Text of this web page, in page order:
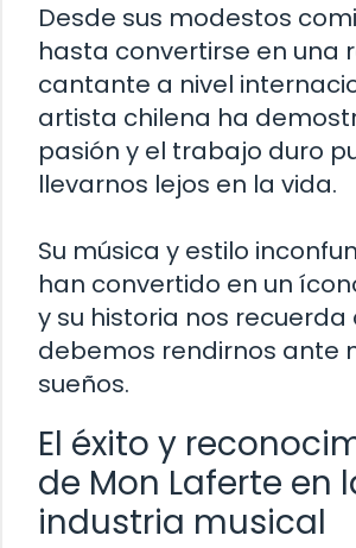
Desde sus modestos
hasta convertirse en una
cantante a nivel
artista chilena ha
pasión y el trabajo duro
llevarnos lejos en la vida.
Su música y estilo
han convertido en un
y su historia nos recuerda
debemos rendirnos ante
sueños.
El éxito y
de Mon Laferte en
industria musical